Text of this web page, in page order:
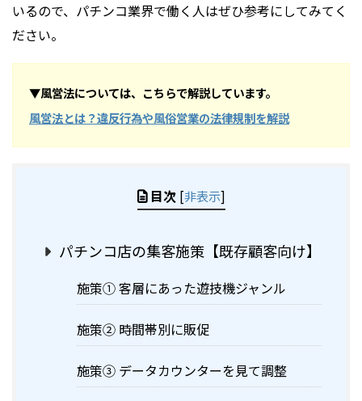
いるので、パチンコ業界で働く人はぜひ参考にしてみてく
ださい。
▼風営法については、こちらで解説しています。
風営法とは？違反行為や風俗営業の法律規制を解説
目次 [非表示]
パチンコ店の集客施策【既存顧客向け】
施策① 客層にあった遊技機ジャンル
施策② 時間帯別に販促
施策③ データカウンターを見て調整